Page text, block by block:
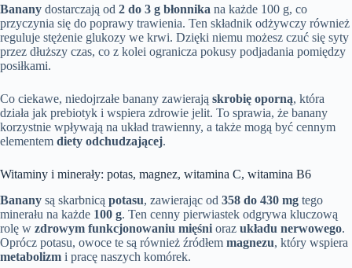
Banany dostarczają od 2 do 3 g błonnika na każde 100 g, co
przyczynia się do poprawy trawienia. Ten składnik odżywczy również
reguluje stężenie glukozy we krwi. Dzięki niemu możesz czuć się syty
przez dłuższy czas, co z kolei ogranicza pokusy podjadania pomiędzy
posiłkami.
Co ciekawe, niedojrzałe banany zawierają skrobię oporną, która
działa jak prebiotyk i wspiera zdrowie jelit. To sprawia, że banany
korzystnie wpływają na układ trawienny, a także mogą być cennym
elementem diety odchudzającej.
Witaminy i minerały: potas, magnez, witamina C, witamina B6
Banany są skarbnicą potasu, zawierając od 358 do 430 mg tego
minerału na każde 100 g. Ten cenny pierwiastek odgrywa kluczową
rolę w zdrowym funkcjonowaniu mięśni oraz układu nerwowego.
Oprócz potasu, owoce te są również źródłem magnezu, który wspiera
metabolizm i pracę naszych komórek.